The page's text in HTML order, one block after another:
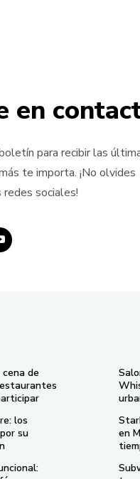
en
para recibir las
te importa. ¡No olvides
sociales!
cena de
los
su
en